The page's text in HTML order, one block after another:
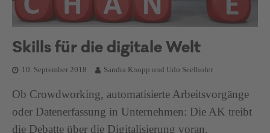
Skills für die digitale Welt
10. September 2018 Sandra Knopp und Udo Seelhofer
Ob Crowdworking, automatisierte Arbeitsvorgänge
oder Datenerfassung in Unternehmen: Die AK treibt
die Debatte über die Digitalisierung voran.